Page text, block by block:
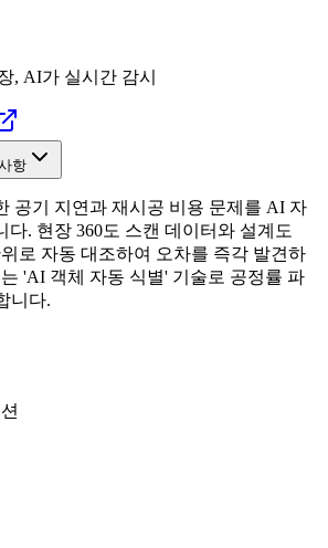
, AI가 실시간 감시
항
공기 지연과 재시공 비용 문제를 AI 자
다. 현장 360도 스캔 데이터와 설계도
로 자동 대조하여 오차를 즉각 발견하
'AI 객체 자동 식별' 기술로 공정률 파
니다.